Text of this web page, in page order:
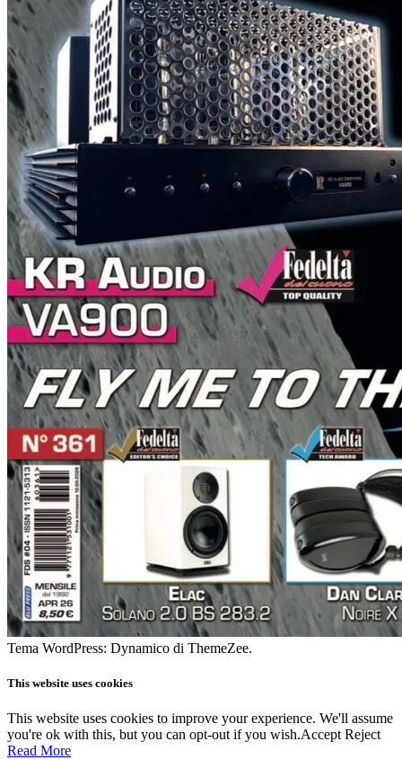
Tema WordPress: Dynamico di ThemeZee.
This website uses cookies
This website uses cookies to improve your experience. We'll assume
you're ok with this, but you can opt-out if you wish.Accept Reject
Read More